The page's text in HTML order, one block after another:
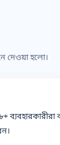
দেওয়া হলো।